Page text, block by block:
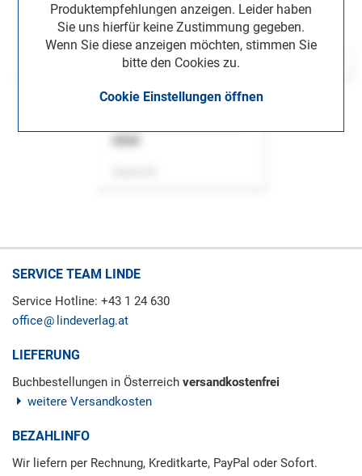
Produktempfehlungen anzeigen. Leider haben
Sie uns hierfür keine Zustimmung gegeben.
Wenn Sie diese anzeigen möchten, stimmen Sie
bitte den Cookies zu.
Cookie Einstellungen öffnen
SERVICE TEAM LINDE
Service Hotline: +43 1 24 630
office
lindeverlag.at
LIEFERUNG
Buchbestellungen in Österreich versandkostenfrei
weitere Versandkosten
BEZAHLINFO
Wir liefern per Rechnung, Kreditkarte, PayPal oder Sofort.